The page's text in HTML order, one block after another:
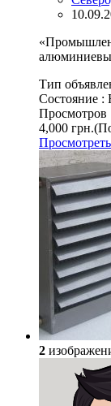
Тип
Состояние :
Просмотров
4,000 грн.
Просмотреть
2